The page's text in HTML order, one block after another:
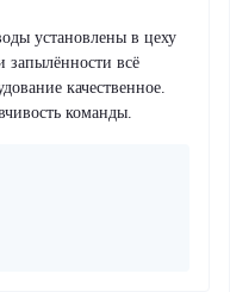
установлены в цеху
всё
качественное.
команды.